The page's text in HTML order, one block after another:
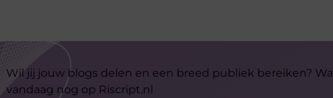
Wil jij jouw blogs delen en een breed publiek bereiken?
vandaag nog op Riscript.nl